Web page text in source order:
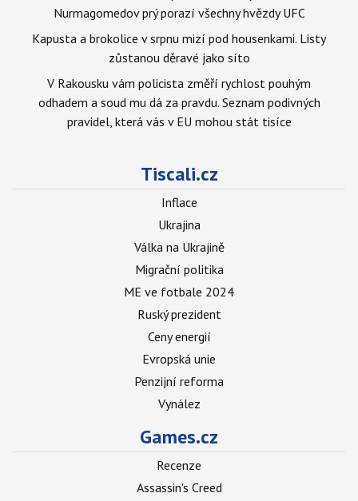
Nurmagomedov prý porazí všechny hvězdy UFC
Kapusta a brokolice v srpnu mizí pod housenkami. Listy
zůstanou děravé jako síto
V Rakousku vám policista změří rychlost pouhým
odhadem a soud mu dá za pravdu. Seznam podivných
pravidel, která vás v EU mohou stát tisíce
Tiscali.cz
Inflace
Ukrajina
Válka na Ukrajině
Migrační politika
ME ve fotbale 2024
Ruský prezident
Ceny energií
Evropská unie
Penzijní reforma
Vynález
Games.cz
Recenze
Assassin's Creed